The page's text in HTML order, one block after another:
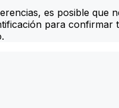
es posible que
para confirmar